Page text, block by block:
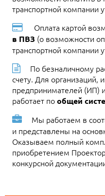
транспортной компании
Оплата картой
в ПВЗ (о возможности
транспортной компании
По безналичному
счету. Для организаций,
предпринимателей (ИП)
работает пообщей
Мы работаем в
и представлены на
Оказываем полный
приобретением
конкурсной